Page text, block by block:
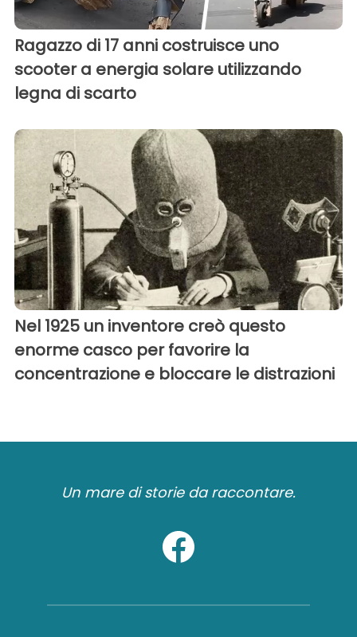
Ragazzo di 17 anni costruisce uno
scooter a energia solare utilizzando
legna di scarto
Nel 1925 un inventore creò questo
enorme casco per favorire la
concentrazione e bloccare le distrazioni
Un mare di storie da raccontare.